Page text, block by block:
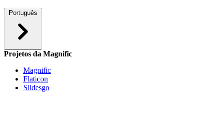
Português
Projetos da Magnific
Magnific
Flaticon
Slidesgo